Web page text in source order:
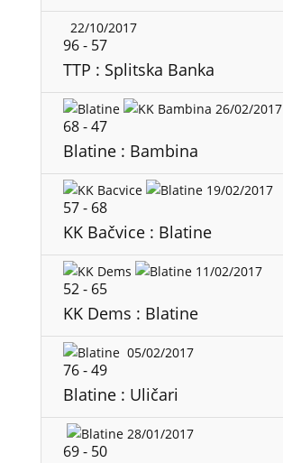
22/10/2017
96- 57
TTP : Splitska Banka
26/02/2017
68-47
Blatine : Bambina
19/02/2017
57- 68
KK Bačvice : Blatine
11/02/2017
52- 65
KK Dems : Blatine
05/02/2017
76-49
Blatine : Uličari
28/01/2017
69- 50